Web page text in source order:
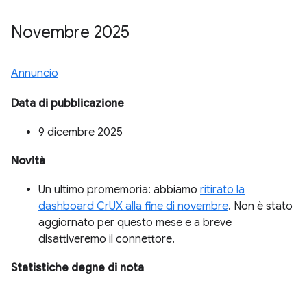
Novembre 2025
Annuncio
Data di pubblicazione
9 dicembre 2025
Novità
Un ultimo promemoria: abbiamo ritirato la
dashboard CrUX alla fine di novembre. Non è stato
aggiornato per questo mese e a breve
disattiveremo il connettore.
Statistiche degne di nota